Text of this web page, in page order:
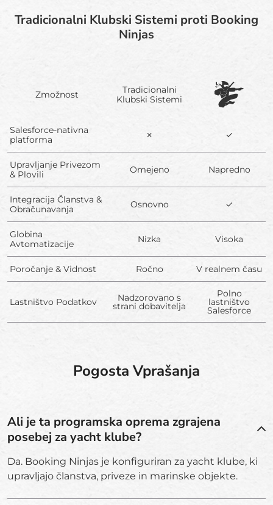
Tradicionalni Klubski Sistemi proti Booking
Ninjas
Zmožnost
Tradicionalni
Klubski Sistemi
Salesforce-nativna
platforma
✗ ✓
Upravljanje Privezom
& Plovili
Omejeno Napredno
Integracija Članstva &
Obračunavanja
Osnovno ✓
Globina
Avtomatizacije
Nizka Visoka
Poročanje & Vidnost Ročno V realnem času
Lastništvo Podatkov Nadzorovano s
strani dobavitelja
Polno
lastništvo
Salesforce
Pogosta Vprašanja
Ali je ta programska oprema zgrajena
posebej za yacht klube?
Da. Booking Ninjas je konfiguriran za yacht klube, ki
upravljajo članstva, priveze in marinske objekte.